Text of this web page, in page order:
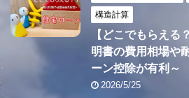
構造計算
【どこでもらえる
明書の費用相場や
ーン控除が有利～
2026/5/25